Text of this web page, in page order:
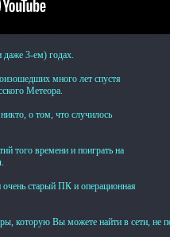
даже 3-ем) годах.
много лет спустя
Метеора.
о том, что случилось
того времени и поиграть на
старый ПК и операционная
которую Вы можете найти в сети, не